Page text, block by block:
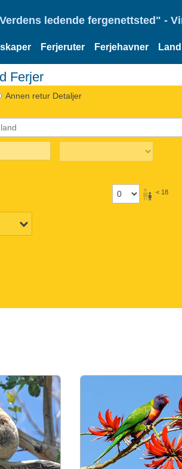
ledende fergenettsted" -
Ferjeruter Ferjehavner Land
Ferjer
Annen retur Detaljer
< 18